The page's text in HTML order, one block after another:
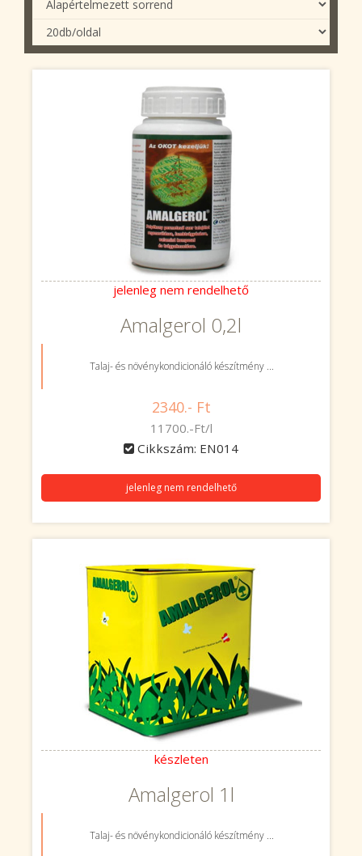
jelenleg nem rendelhető
Amalgerol 0,2l
Talaj- és növénykondicionáló készítmény ...
2340.- Ft
11700.-Ft/l
Cikkszám: EN014
jelenleg nem rendelhető
készleten
Amalgerol 1l
Talaj- és növénykondicionáló készítmény ...